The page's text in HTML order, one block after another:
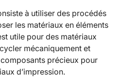
à utiliser des procédés
les matériaux en éléments
utile pour des matériaux
mécaniquement et
précieux pour
d’impression.